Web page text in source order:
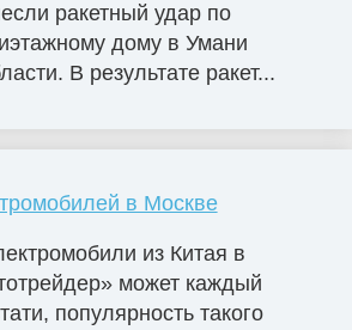
ракетный удар по
дому в Умани
В результате ракет...
в Москве
из Китая в
может каждый
популярность такого